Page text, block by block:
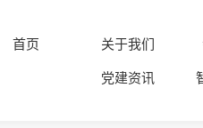
首页 关于我们
党建资讯